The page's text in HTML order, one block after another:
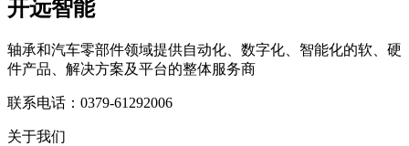
开远智能
轴承和汽车零部件领域提供自动化、数字化、智能化的软、硬
件产品、解决方案及平台的整体服务商
联系电话：0379-61292006
关于我们